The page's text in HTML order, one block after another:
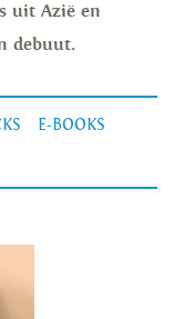
uit Azië en
debuut.
E-BOOKS